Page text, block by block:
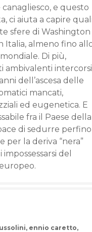
e questo
ci aiuta a capire
sfere di Washington
Italia, almeno fino
Di più,
ambivalenti intercorsi
dell’ascesa delle
mancati,
ed eugenetica. E
fra il Paese della
di sedurre perfino
per la deriva “nera”
del
, ennio caretto,